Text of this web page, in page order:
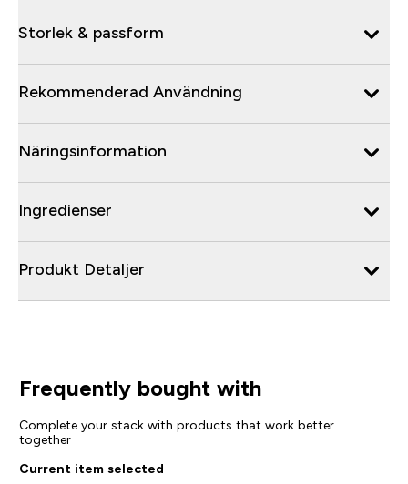
Storlek & passform
Rekommenderad Användning
Näringsinformation
Ingredienser
Produkt Detaljer
Frequently bought with
Complete your stack with products that work better
together
Current item selected